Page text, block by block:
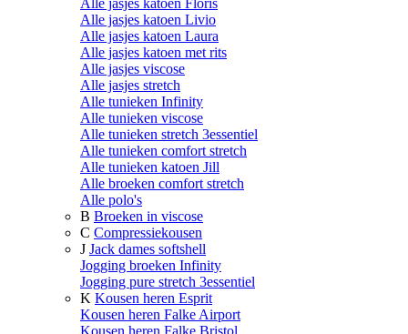
Alle jasjes katoen Floris
Alle jasjes katoen Livio
Alle jasjes katoen Laura
Alle jasjes katoen met rits
Alle jasjes viscose
Alle jasjes stretch
Alle tunieken Infinity
Alle tunieken viscose
Alle tunieken stretch 3essentiel
Alle tunieken comfort stretch
Alle tunieken katoen Jill
Alle broeken comfort stretch
Alle polo's
B Broeken in viscose
C Compressiekousen
J Jack dames softshell
Jogging broeken Infinity
Jogging pure stretch 3essentiel
K Kousen heren Esprit
Kousen heren Falke Airport